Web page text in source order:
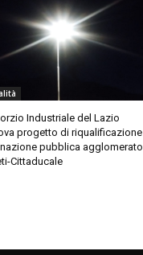
Industriale del Lazio
progetto di riqualificazione
pubblica agglomerato
Cittaducale